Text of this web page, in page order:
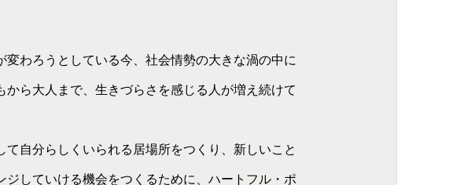
変わろうとしている今、社会情勢の大きな渦の中に
から大人まで、生きづらさを感じる人が増え続けて
て自分らしくいられる居場所をつくり、新しいこと
ジしていける機会をつくるために、ハートフル・ポ